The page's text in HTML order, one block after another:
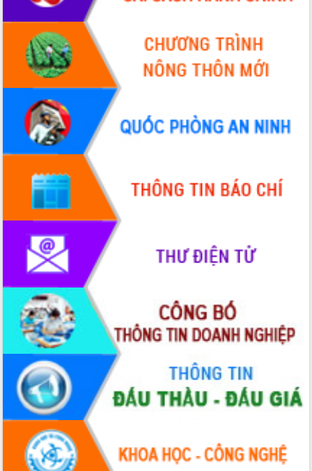
UBND tỉnh họp báo định kỳ tháng 4
năm 2026
Hội thảo khoa học “Giải pháp thúc đẩy
phát triển nền kinh tế xanh tại tỉnh
Đắk Lắk”
Tăng cường giám sát, đôn đốc thực
hiện nhiệm vụ quản lý tài sản công
hàng tuần
Tháo gỡ những vướng mắc, đẩy mạnh
công tác cải cách thủ tục hành chính
tại Trung tâm Phục vụ hành chính
công tỉnh
Đắk Lắk: Tôn vinh 46 giải pháp tại Hội
thi Sáng tạo Kỹ thuật 2024 - 2025
Đắk Lắk rà soát, điều chỉnh Đề án 190
về phát triển nuôi trồng thủy sản
Phó Chủ tịch UBND tỉnh Đắk Lắk
Trương Công Thái kiểm tra thực địa
Dự án cao tốc Khánh Hòa - Buôn Ma
Thuột
Định vị cà phê Việt Nam như một “di
sản sống” trong dòng chảy toàn cầu
Xây dựng nông thôn mới: Nâng cao đời
sống người dân từ những mô hình thiết
thực
Quyết liệt tháo gỡ vướng mắc, đẩy
nhanh tiến độ các dự án trọng điểm
trong Khu kinh tế Nam Phú Yên
Hòn Yến phát triển du lịch gắn với bảo
tồn biển
Lấy ý kiến điều chỉnh Quy hoạch tỉnh